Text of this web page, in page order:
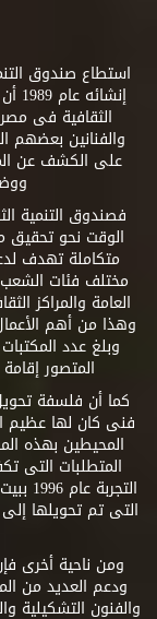
استطاع صندوق
الثقافية فى
والفنانين بعضهم
على الكشف عن
فصندوق التنمية
الوقت نحو تحقيق
متكاملة تهدف
مختلف فئات
العامة والمراكز
وهذا من أهم
وبلغ عدد
المتصور إقامة
كما أن فلسفة
فنى كان لها عظيم
المحيطين بهذه
المتطلبات التى
ومن ناحية أخرى
ودعم العديد من
والفنون